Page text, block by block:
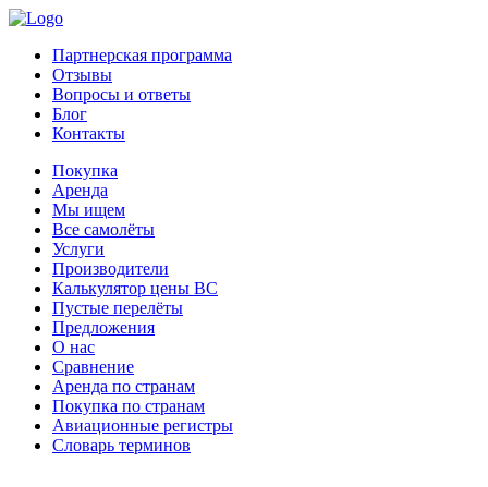
Партнерская программа
Отзывы
Вопросы и ответы
Блог
Контакты
Покупка
Аренда
Мы ищем
Все самолёты
Услуги
Производители
Калькулятор цены ВС
Пустые перелёты
Предложения
О нас
Сравнение
Аренда по странам
Покупка по странам
Авиационные регистры
Словарь терминов